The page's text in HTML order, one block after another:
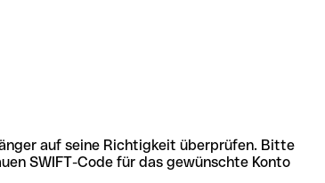
auf seine Richtigkeit überprüfen. Bitte
SWIFT-Code für das gewünschte Konto